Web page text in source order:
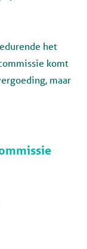
het
komt
maar